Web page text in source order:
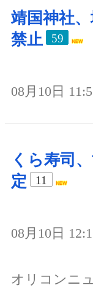
靖国神社
禁止
59
08月10日
くら寿司
定
11
08月10日
オリコンニ